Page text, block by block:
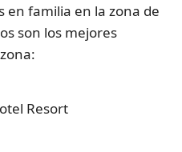
en familia en la zona de
son los mejores
Resort